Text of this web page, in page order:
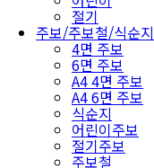
절기
주보/주보철/식순지
4면 주보
6면 주보
A4 4면 주보
A4 6면 주보
식순지
어린이주보
절기주보
주보철